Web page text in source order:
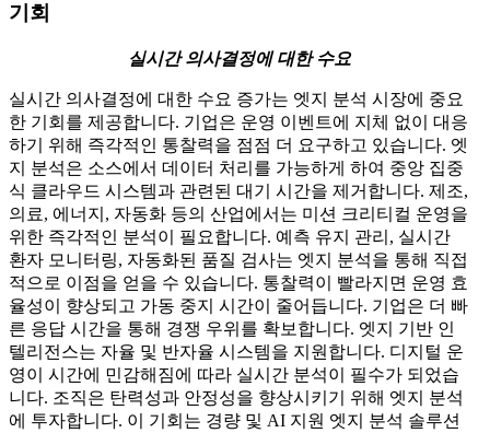
기회
실시간 의사결정에 대한 수요
실시간 의사결정에 대한 수요 증가는 엣지 분석 시장에 중요
한 기회를 제공합니다. 기업은 운영 이벤트에 지체 없이 대응
하기 위해 즉각적인 통찰력을 점점 더 요구하고 있습니다. 엣
지 분석은 소스에서 데이터 처리를 가능하게 하여 중앙 집중
식 클라우드 시스템과 관련된 대기 시간을 제거합니다. 제조,
의료, 에너지, 자동화 등의 산업에서는 미션 크리티컬 운영을
위한 즉각적인 분석이 필요합니다. 예측 유지 관리, 실시간
환자 모니터링, 자동화된 품질 검사는 엣지 분석을 통해 직접
적으로 이점을 얻을 수 있습니다. 통찰력이 빨라지면 운영 효
율성이 향상되고 가동 중지 시간이 줄어듭니다. 기업은 더 빠
른 응답 시간을 통해 경쟁 우위를 확보합니다. 엣지 기반 인
텔리전스는 자율 및 반자율 시스템을 지원합니다. 디지털 운
영이 시간에 민감해짐에 따라 실시간 분석이 필수가 되었습
니다. 조직은 탄력성과 안정성을 향상시키기 위해 엣지 분석
에 투자합니다. 이 기회는 경량 및 AI 지원 엣지 분석 솔루션